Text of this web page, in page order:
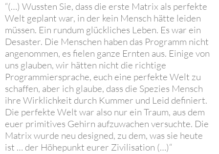
“(…) Wussten Sie, dass die erste Matrix als perfekte
Welt geplant war, in der kein Mensch hätte leiden
müssen. Ein rundum glückliches Leben. Es war ein
Desaster. Die Menschen haben das Programm nicht
angenommen, es fielen ganze Ernten aus. Einige von
uns glauben, wir hätten nicht die richtige
Programmiersprache, euch eine perfekte Welt zu
schaffen, aber ich glaube, dass die Spezies Mensch
ihre Wirklichkeit durch Kummer und Leid definiert.
Die perfekte Welt war also nur ein Traum, aus dem
euer primitives Gehirn aufzuwachen versuchte. Die
Matrix wurde neu designed, zu dem, was sie heute
ist … der Höhepunkt eurer Zivilisation (…)“